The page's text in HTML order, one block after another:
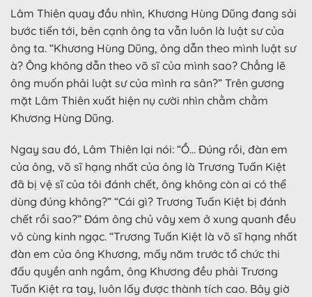
Lâm Thiên quay đầu nhìn, Khương Hùng Dũng đang sải
bước tiến tới, bên cạnh ông ta vẫn luôn là luật sư của
ông ta. “Khương Hùng Dũng, ông dẫn theo mình luật sư
à? Ông không dẫn theo võ sĩ của mình sao? Chẳng lẽ
ông muốn phải luật sư của mình ra sân?” Trên gương
mặt Lâm Thiên xuất hiện nụ cười nhìn chằm chằm
Khương Hùng Dũng.
Ngay sau đó, Lâm Thiên lại nói: “Ồ… Đúng rồi, đàn em
của ông, võ sĩ hạng nhất của ông là Trương Tuấn Kiệt
đã bị vệ sĩ của tôi đánh chết, ông không còn ai có thể
dùng đúng không?” “Cái gì? Trương Tuấn Kiệt bị đánh
chết rồi sao?” Đám ông chủ vây xem ở xung quanh đều
vô cùng kinh ngạc. “Trương Tuấn Kiệt là võ sĩ hạng nhất
đàn em của ông Khương, mấy năm trước tổ chức thi
đấu quyền anh ngầm, ông Khương đều phải Trương
Tuấn Kiệt ra tay, luôn lấy được thành tích cao. Bây giờ